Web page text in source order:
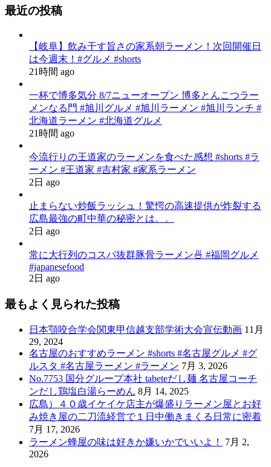
最近の投稿
【岐阜】飲み干す旨さの家系朝ラーメン！次回開催日
は今週末！#グルメ #shorts
21時間 ago
一杯で博多気分 8/7ニューオープン 博多とんこつラー
メンなる門 #旭川グルメ #旭川ラーメン #旭川ランチ #
北海道ラーメン #北海道グルメ
21時間 ago
今流行りの王道家のラーメンを食べた感想 #shorts #ラ
ーメン #王道家 #吉村家 #家系ラーメン
2日 ago
止まらない炒飯ラッシュ！驚愕の高速提供が炸裂する
広島最強の町中華の秘密とは。。
2日 ago
常に大行列のコスパ抜群豚骨ラーメン🍜 #福岡グルメ
#japanesefood
2日 ago
最もよく見られた投稿
日本顎咬合学会関東甲信越支部学術大会宣伝動画 11月
29, 2024
名古屋のおすすめラーメン #shorts #名古屋グルメ #グ
ルスタ #名古屋ラーメン #ラーメン 7月 3, 2026
No.7753 国分グループ本社 tabeteだし麺 名古屋コーチ
ンだし鶏塩白湯らーめん 8月 14, 2025
広島）４０歳イケイケ店主が爆盛りラーメン屋とお好
み焼き屋の二刀流経営で１日中働きまくる日常に密着
7月 17, 2026
ラーメン蜂屋の味は好きか嫌いかでいいよ！
7月 2,
2026